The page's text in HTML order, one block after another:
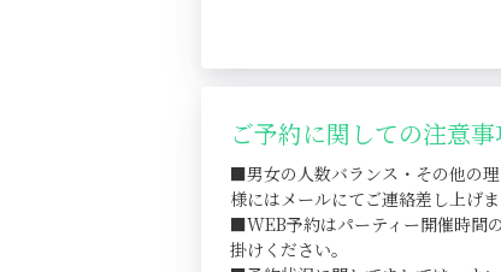
ご予約に関しての注意
■男女の人数バランス・その他の
様にはメールにてご連絡差し上げま
■WEB予約はパーティー開催時間
掛けください。